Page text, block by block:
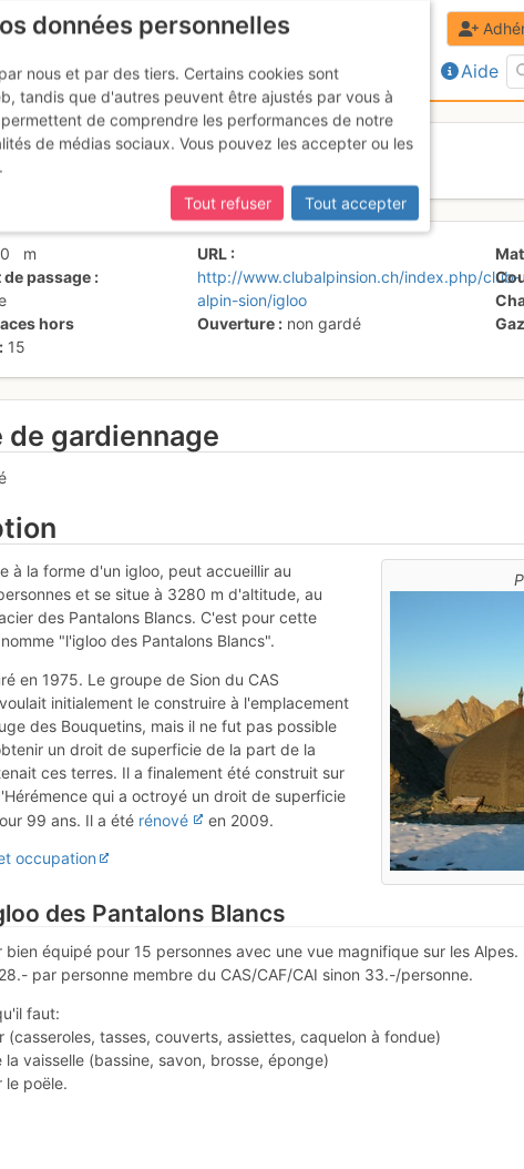
Aide
Blancs
m
de passage
hors
15
URL
http://www.clubalpinsion.ch/index.php/club-
alpin-sion/igloo
Ouverture
non gardé
de gardiennage
à la forme d'un igloo, peut accueillir au
et se situe à 3280 m d'altitude, au
des Pantalons Blancs. C'est pour cette
"l'igloo des Pantalons Blancs".
en 1975. Le groupe de Sion du CAS
initialement le construire à l'emplacement
des Bouquetins, mais il ne fut pas possible
un droit de superficie de la part de la
ces terres. Il a finalement été construit sur
qui a octroyé un droit de superficie
99 ans. Il a été rénové en 2009.
occupation
des Pantalons Blancs
bien équipé pour 15 personnes avec une vue magnifique sur les Alpes.
par personne membre du CAS/CAF/CAI sinon 33.-/personne.
faut:
(casseroles, tasses, couverts, assiettes, caquelon à fondue)
vaisselle (bassine, savon, brosse, éponge)
le poële.
données personnelles
nous et par des tiers. Certains cookies sont
tandis que d'autres peuvent être ajustés par vous à
de comprendre les performances de notre
de médias sociaux. Vous pouvez les accepter ou les
.
Tout refuser
Tout accepter